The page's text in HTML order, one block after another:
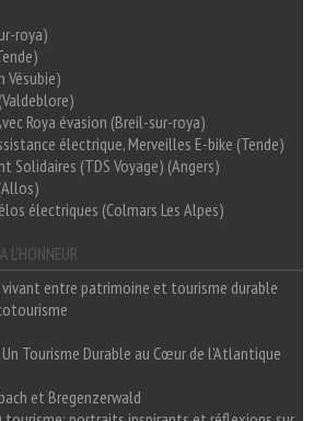
roya)
Vésubie)
Roya évasion (Breil-sur-roya)
électrique, Merveilles E-bike (Tende)
Solidaires (TDS Voyage) (Angers)
électriques (Colmars Les Alpes)
L'HONNEUR
entre patrimoine et tourisme durable
Tourisme Durable au Cœur de l'Atlantique
et Bregenzerwald